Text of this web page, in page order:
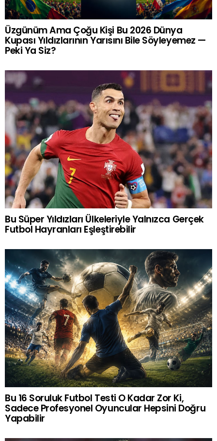
Üzgünüm Ama Çoğu Kişi Bu 2026 Dünya
Kupası Yıldızlarının Yarısını Bile Söyleyemez —
Peki Ya Siz?
Bu Süper Yıldızları Ülkeleriyle Yalnızca Gerçek
Futbol Hayranları Eşleştirebilir
Bu 16 Soruluk Futbol Testi O Kadar Zor Ki,
Sadece Profesyonel Oyuncular Hepsini Doğru
Yapabilir